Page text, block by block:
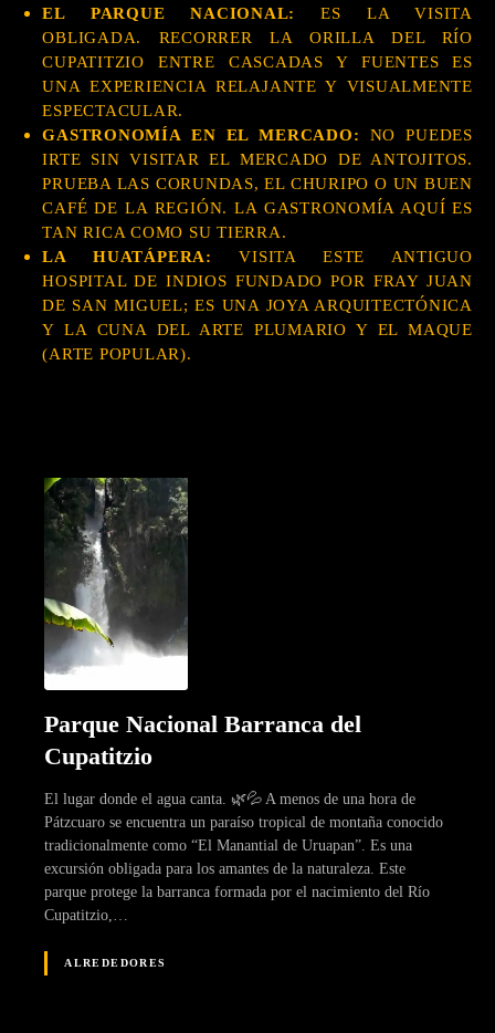
EL PARQUE NACIONAL:
ES LA VISITA
OBLIGADA. RECORRER LA ORILLA DEL RÍO
CUPATITZIO ENTRE CASCADAS Y FUENTES ES
UNA EXPERIENCIA RELAJANTE Y VISUALMENTE
ESPECTACULAR.
GASTRONOMÍA EN EL MERCADO: NO PUEDES
IRTE SIN VISITAR EL MERCADO DE ANTOJITOS.
PRUEBA LAS CORUNDAS, EL CHURIPO O UN BUEN
CAFÉ DE LA REGIÓN. LA GASTRONOMÍA AQUÍ ES
TAN RICA COMO SU TIERRA.
LA HUATÁPERA:
VISITA ESTE ANTIGUO
HOSPITAL DE INDIOS FUNDADO POR FRAY JUAN
DE SAN MIGUEL; ES UNA JOYA ARQUITECTÓNICA
Y LA CUNA DEL ARTE PLUMARIO Y EL MAQUE
(ARTE POPULAR).
Parque Nacional Barranca del
Cupatitzio
El lugar donde el agua canta. 🌿💦 A menos de una hora de
Pátzcuaro se encuentra un paraíso tropical de montaña conocido
tradicionalmente como “El Manantial de Uruapan”. Es una
excursión obligada para los amantes de la naturaleza. Este
parque protege la barranca formada por el nacimiento del Río
Cupatitzio,…
ALREDEDORES